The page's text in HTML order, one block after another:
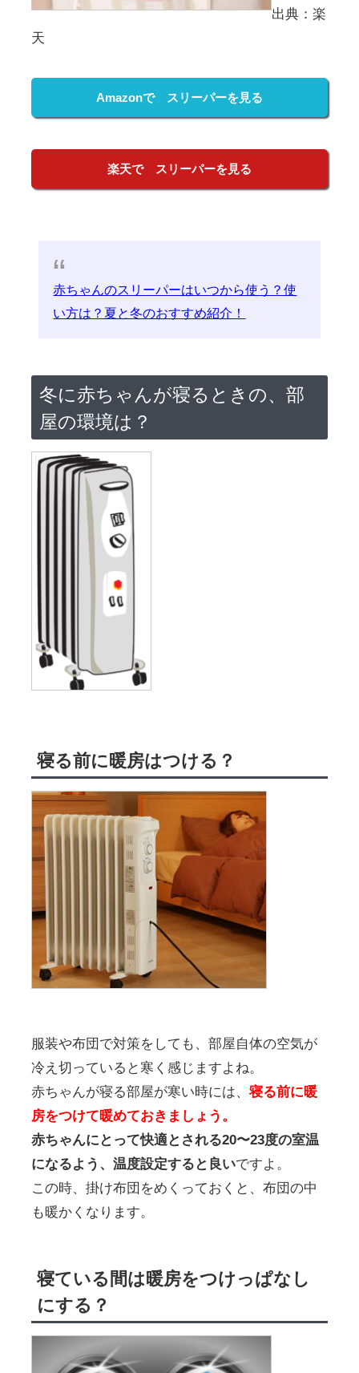
出典：楽
天
Amazonで スリーパーを見る
楽天で スリーパーを見る
赤ちゃんのスリーパーはいつから使う？使
い方は？夏と冬のおすすめ紹介！
冬に赤ちゃんが寝るときの、部
屋の環境は？
寝る前に暖房はつける？
服装や布団で対策をしても、部屋自体の空気が
冷え切っていると寒く感じますよね。
赤ちゃんが寝る部屋が寒い時には、寝る前に暖
房をつけて暖めておきましょう。
赤ちゃんにとって快適とされる20〜23度の室温
になるよう、温度設定すると良いですよ。
この時、掛け布団をめくっておくと、布団の中
も暖かくなります。
寝ている間は暖房をつけっぱなし
にする？